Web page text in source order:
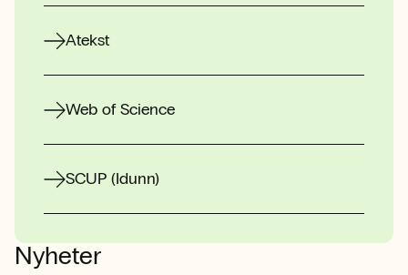
Atekst
Web of Science
SCUP (Idunn)
Nyheter